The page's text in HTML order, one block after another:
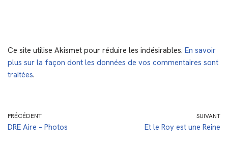
Ce site utilise Akismet pour réduire les indésirables. En savoir
plus sur la façon dont les données de vos commentaires sont
traitées.
PRÉCÉDENT
DRE Aire – Photos
SUIVANT
Et le Roy est une Reine